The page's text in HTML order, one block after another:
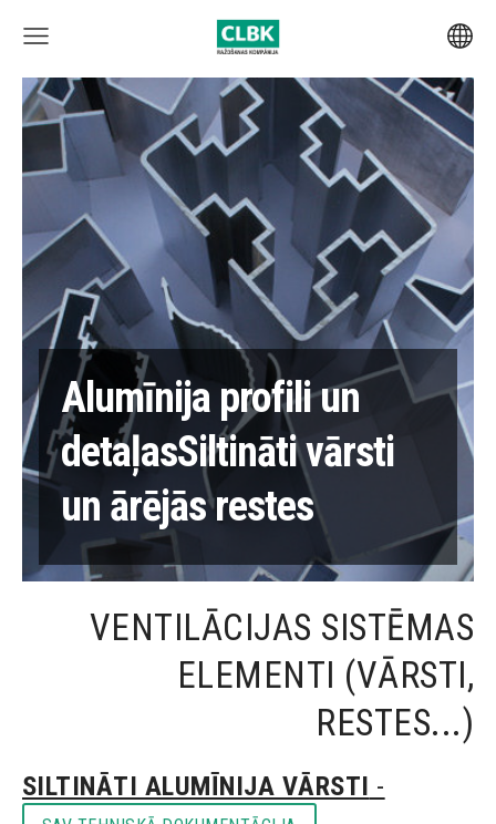
Alumīnija profili un
detaļasSiltināti vārsti
un ārējās restes
VENTILĀCIJAS SISTĒMAS
ELEMENTI (VĀRSTI,
RESTES...)
SILTINĀTI ALUMĪNIJA VĀRSTI -